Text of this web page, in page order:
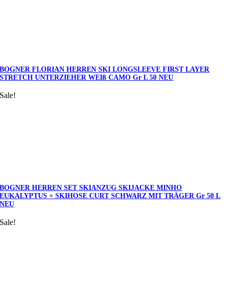
BOGNER FLORIAN HERREN SKI LONGSLEEVE FIRST LAYER
STRETCH UNTERZIEHER WEIß CAMO Gr L 50 NEU
Sale!
BOGNER HERREN SET SKIANZUG SKIJACKE MINHO
EUKALYPTUS + SKIHOSE CURT SCHWARZ MIT TRÄGER Gr 50 L
NEU
Sale!